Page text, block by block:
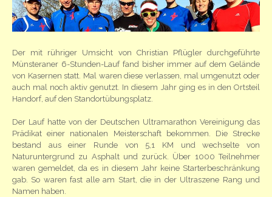
Der mit rühriger Umsicht von Christian Pflügler durchgeführte
Münsteraner 6-Stunden-Lauf fand bisher immer auf dem Gelände
von Kasernen statt. Mal waren diese verlassen, mal umgenutzt oder
auch mal noch aktiv genutzt. In diesem Jahr ging es in den Ortsteil
Handorf, auf den Standortübungsplatz.
Der Lauf hatte von der Deutschen Ultramarathon Vereinigung das
Prädikat einer nationalen Meisterschaft bekommen. Die Strecke
bestand aus einer Runde von 5,1 KM und wechselte von
Naturuntergrund zu Asphalt und zurück. Über 1000 Teilnehmer
waren gemeldet, da es in diesem Jahr keine Starterbeschränkung
gab. So waren fast alle am Start, die in der Ultraszene Rang und
Namen haben.